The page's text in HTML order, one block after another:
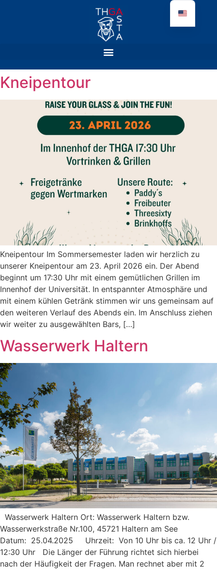
Kneipentour
Kneipentour Im Sommersemester laden wir herzlich zu
unserer Kneipentour am 23. April 2026 ein. Der Abend
beginnt um 17:30 Uhr mit einem gemütlichen Grillen im
Innenhof der Universität. In entspannter Atmosphäre und
mit einem kühlen Getränk stimmen wir uns gemeinsam auf
den weiteren Verlauf des Abends ein. Im Anschluss ziehen
wir weiter zu ausgewählten Bars, […]
Wasserwerk Haltern
Wasserwerk Haltern Ort: Wasserwerk Haltern bzw.
Wasserwerkstraße Nr.100, 45721 Haltern am See
Datum: 25.04.2025 Uhrzeit: Von 10 Uhr bis ca. 12 Uhr /
12:30 Uhr Die Länger der Führung richtet sich hierbei
nach der Häufigkeit der Fragen. Man rechnet aber mit 2